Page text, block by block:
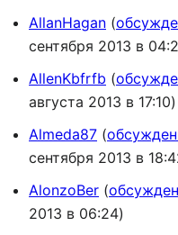
AllanHagan
сентября 2013 в
AllenKbfrfb
августа 2013 в
Almeda87
сентября 2013 в
AlonzoBer
2013 в 06:24)